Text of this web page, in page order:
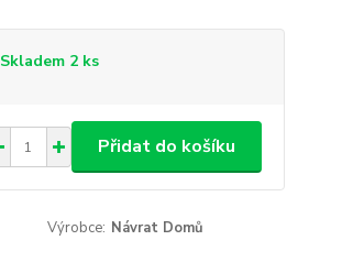
Skladem 2 ks
Přidat do košíku
Výrobce: Návrat Domů